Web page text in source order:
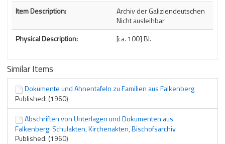
Description
Item Description:
Archiv der Galiziendeutschen
Nicht ausleihbar
Physical Description:
[ca. 100] Bl.
Similar Items
Dokumente und Ahnentafeln zu Familien aus Falkenberg
Published: (1960)
Abschriften von Unterlagen und Dokumenten aus
Falkenberg: Schulakten, Kirchenakten, Bischofsarchiv
Published: (1960)